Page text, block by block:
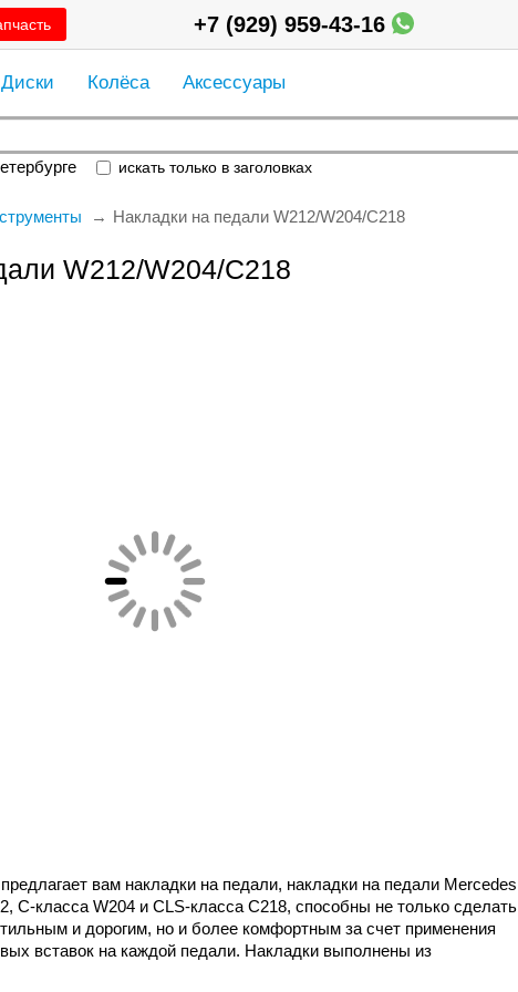
+7 (929) 959-43-16
Диски Колёса Аксессуары
искать только в заголовках
Накладки на педали W212/W204/C218
W212/W204/C218
вам накладки на педали, накладки на педали Mercedes
С-класса W204 и CLS-класса C218, способны не только сделать
и дорогим, но и более комфортным за счет применения
вставок на каждой педали. Накладки выполнены из